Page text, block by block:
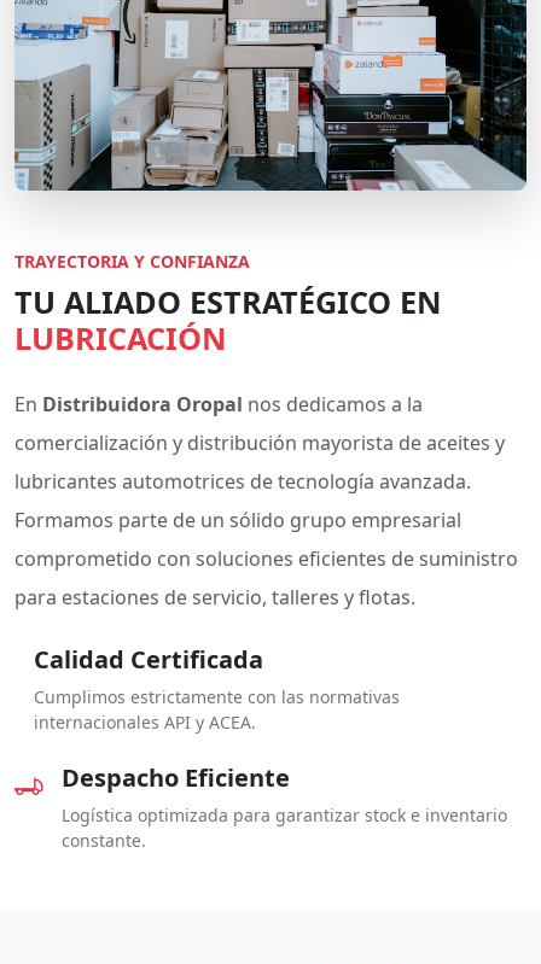
TRAYECTORIA Y CONFIANZA
TU ALIADO ESTRATÉGICO EN
LUBRICACIÓN
En Distribuidora Oropal nos dedicamos a la
comercialización y distribución mayorista de aceites y
lubricantes automotrices de tecnología avanzada.
Formamos parte de un sólido grupo empresarial
comprometido con soluciones eficientes de suministro
para estaciones de servicio, talleres y flotas.
Calidad Certificada
Cumplimos estrictamente con las normativas
internacionales API y ACEA.
Despacho Eficiente
Logística optimizada para garantizar stock e inventario
constante.